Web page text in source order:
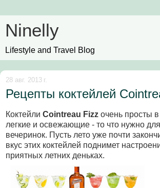
Ninelly
Lifestyle and Travel Blog
28 авг. 2013 г.
Рецепты коктейлей
Коктейли Cointreau Fizz очень просты
легкие и освежающие - то что нужно
вечеринок. Пусть лето уже почти
вкус этих коктейлей поднимет
приятных летних деньках.